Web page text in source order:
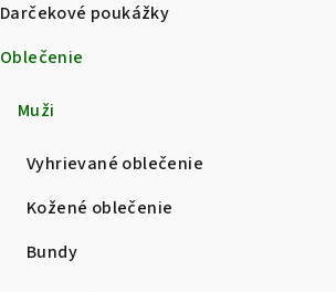
Darčekové poukážky
Oblečenie
Muži
Vyhrievané oblečenie
Kožené oblečenie
Bundy